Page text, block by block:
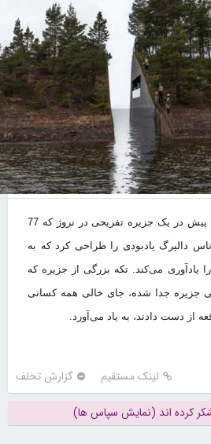
به دنبال قتل عام چند سال پیش در یک جزیره تفریحی در نروژ که 77
دالبرگ یادبودی را طراحی کرد که به
یادآوری می‌کند. تکه بزرگی از جزیره که
جزیره جدا شده، جای خالی همه کسانی
از دست دادند، به یاد می‌آورد.
لینک مستقیم گزارش تخلف